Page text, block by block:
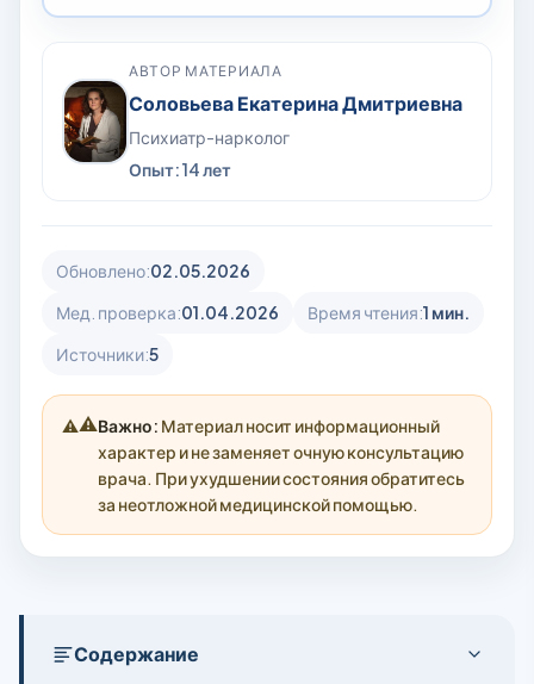
АВТОР МАТЕРИАЛА
Соловьева Екатерина Дмитриевна
Психиатр-нарколог
Опыт: 14 лет
Обновлено:02.05.2026
Мед. проверка:01.04.2026 Время чтения:1 мин.
Источники:5
⚠️Важно: Материал носит информационный
характер и не заменяет очную консультацию
врача. При ухудшении состояния обратитесь
за неотложной медицинской помощью.
Содержание